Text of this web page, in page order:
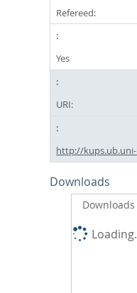
Refereed:
Yes
URI:
http://
Downloads